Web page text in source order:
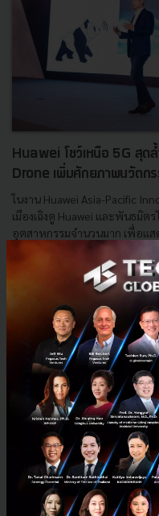
Huawei โชว์เหนือ 5G สุด
Drone เพิ่มศักยภาพนวัตก
ในงาน Huawei Asia-Pacific
เมืองเฉิงตู Huawei และพันธมิต
อุตสาหกรรมจำนวนมาก เพื่อแสด
| ByTechsauce
AI AR/VR Huawei
E-mail :
Tel